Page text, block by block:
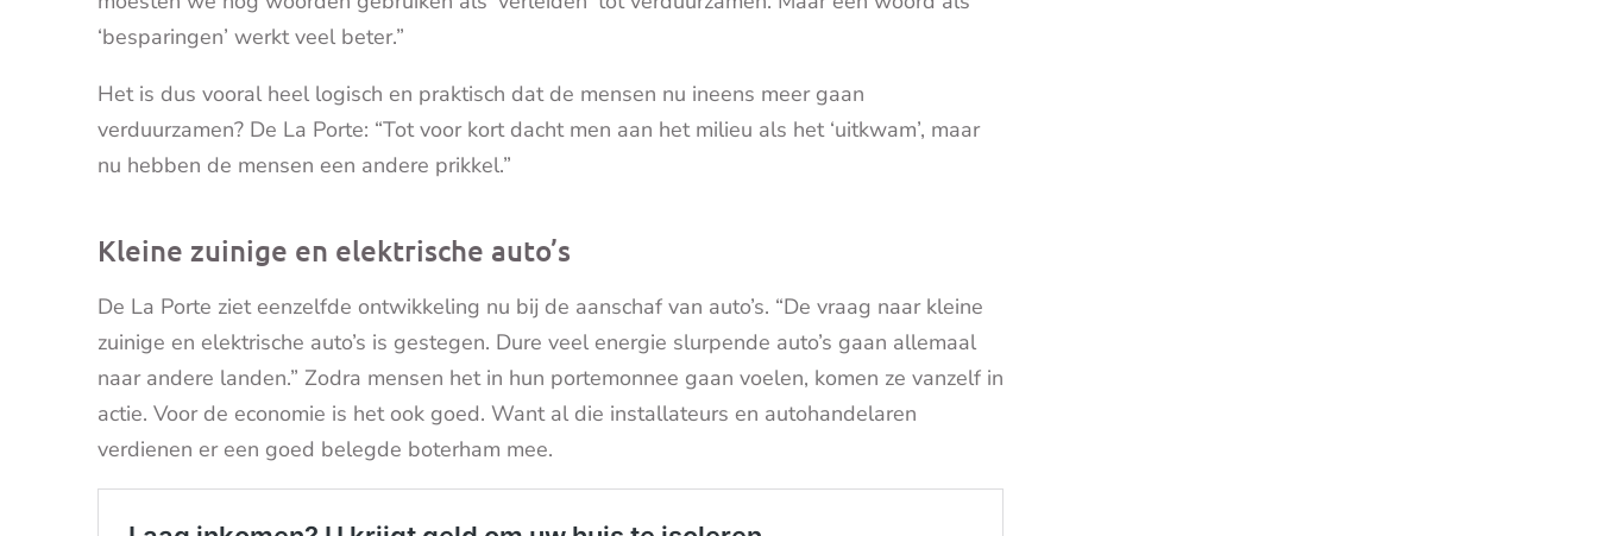
‘besparingen’ werkt veel beter.”
Het is dus vooral heel logisch en praktisch dat de mensen nu ineens meer gaan
verduurzamen? De La Porte: “Tot voor kort dacht men aan het milieu als het ‘uitkwam’, maar
nu hebben de mensen een andere prikkel.”
Kleine zuinige en elektrische auto’s
De La Porte ziet eenzelfde ontwikkeling nu bij de aanschaf van auto’s. “De vraag naar kleine
zuinige en elektrische auto’s is gestegen. Dure veel energie slurpende auto’s gaan allemaal
naar andere landen.” Zodra mensen het in hun portemonnee gaan voelen, komen ze vanzelf in
actie. Voor de economie is het ook goed. Want al die installateurs en autohandelaren
verdienen er een goed belegde boterham mee.